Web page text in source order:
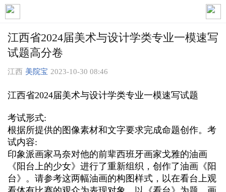
江西省2024届美术与设计学类专业一模速写
试题高分卷
江西 美院宝 2023-10-30 08:46
江西省2024届美术与设计学类专业一模速写试题
考试形式:
根据所提供的图像素材和文字要求完成命题创作。考
试内容:
印象派画家马奈对他的前辈西班牙画家戈雅的油画
《阳台上的少女》进行了重新组织，创作了油画《阳
台》。请参考这两幅油画的构图样式，以在看台上观